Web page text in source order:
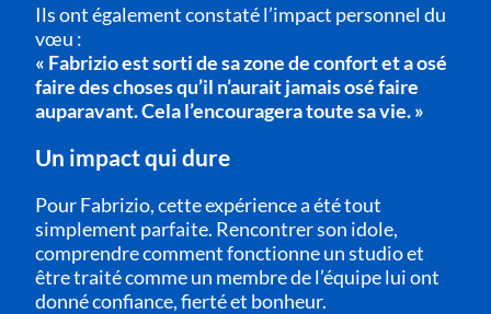
Ils ont également constaté l’impact personnel du
vœu :
« Fabrizio est sorti de sa zone de confort et a osé
faire des choses qu’il n’aurait jamais osé faire
auparavant. Cela l’encouragera toute sa vie. »
Un impact qui dure
Pour Fabrizio, cette expérience a été tout
simplement parfaite. Rencontrer son idole,
comprendre comment fonctionne un studio et
être traité comme un membre de l’équipe lui ont
donné confiance, fierté et bonheur.